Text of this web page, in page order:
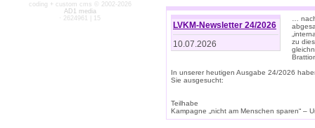
coding + custom cms © 2002-2026
AD1 media
· 2624961 | 15
LVKM-Newsletter 24/2026
10.07.2026
…
zu
In unserer heutigen Ausgabe 24/2026
Sie ausgesucht:
Teilhabe
Kampagne „nicht am Menschen sparen“ –